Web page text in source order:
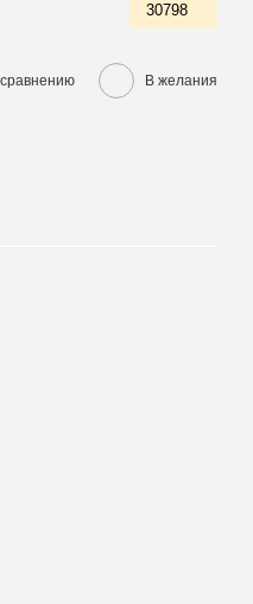
30798
В желания